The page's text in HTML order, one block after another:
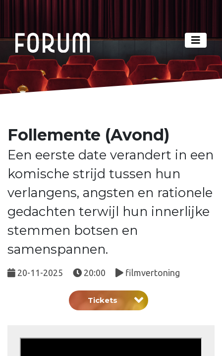
Follemente (Avond)
Een eerste date verandert in een
komische strijd tussen hun
verlangens, angsten en rationele
gedachten terwijl hun innerlijke
stemmen botsen en
samenspannen.
20-11-2025 20:00 filmvertoning
Tickets